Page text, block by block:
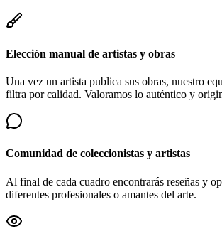
Elección manual de artistas y obras
Una vez un artista publica sus obras, nuestro
filtra por calidad. Valoramos lo auténtico y
Comunidad de coleccionistas y artistas
Al final de cada cuadro encontrarás reseñas y
diferentes profesionales o amantes del arte.